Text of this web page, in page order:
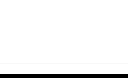
권’ 거래 사업 본격화